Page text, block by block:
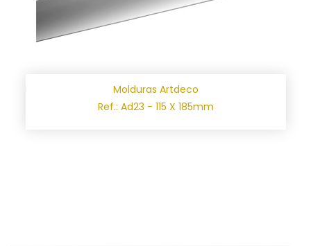
Molduras Artdeco
Ref.: Ad23 - 115 X 185mm